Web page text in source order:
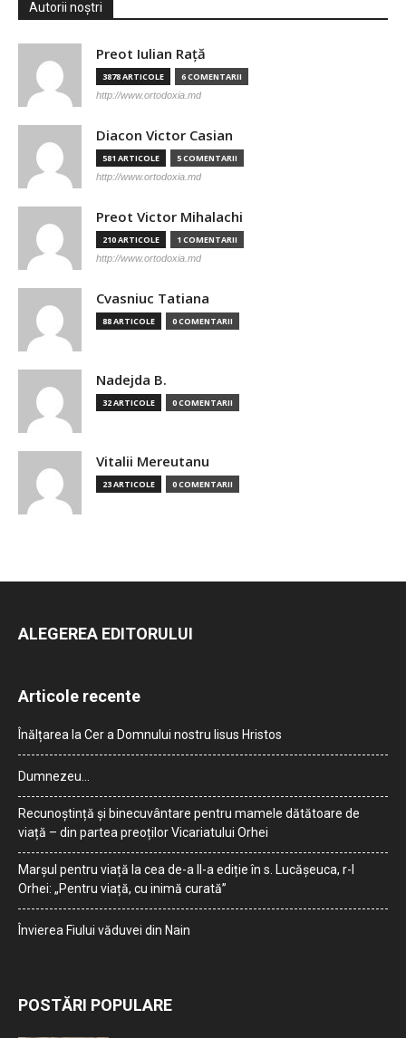
Autorii noștri
Preot Iulian Raţă
3878 ARTICOLE 6 COMENTARII
http://www.ortodoxia.md
Diacon Victor Casian
581 ARTICOLE 5 COMENTARII
http://www.ortodoxia.md
Preot Victor Mihalachi
210 ARTICOLE 1 COMENTARII
http://www.ortodoxia.md
Cvasniuc Tatiana
88 ARTICOLE 0 COMENTARII
Nadejda B.
32 ARTICOLE 0 COMENTARII
Vitalii Mereutanu
23 ARTICOLE 0 COMENTARII
ALEGEREA EDITORULUI
Articole recente
Înălțarea la Cer a Domnului nostru Iisus Hristos
Dumnezeu…
Recunoștință și binecuvântare pentru mamele dătătoare de
viață – din partea preoților Vicariatului Orhei
Marșul pentru viață la cea de-a II-a ediție în s. Lucășeuca, r-l
Orhei: „Pentru viață, cu inimă curată”
Învierea Fiului văduvei din Nain
POSTĂRI POPULARE